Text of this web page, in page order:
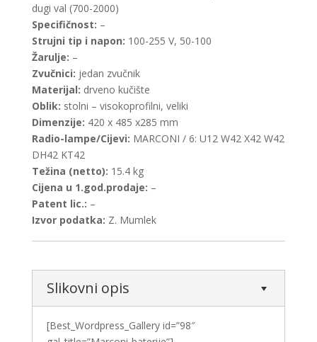
dugi val (700-2000)
Specifičnost: –
Strujni tip i napon: 100-255 V, 50-100
Žarulje: –
Zvučnici: jedan zvučnik
Materijal: drveno kučište
Oblik: stolni – visokoprofilni, veliki
Dimenzije: 420 x 485 x285 mm
Radio-lampe/Cijevi: MARCONI / 6: U12 W42 X42 W42
DH42 KT42
Težina (netto): 15.4 kg
Cijena u 1.god.prodaje: –
Patent lic.: –
Izvor podatka: Z. Mumlek
Slikovni opis
[Best_Wordpress_Gallery id=”98″